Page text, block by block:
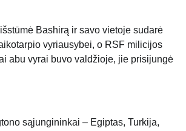
Bashirą ir savo vietoje sudarė
vyriausybei, o RSF milicijos
abu vyrai buvo valdžioje, jie prisijungė
sąjungininkai – Egiptas, Turkija,